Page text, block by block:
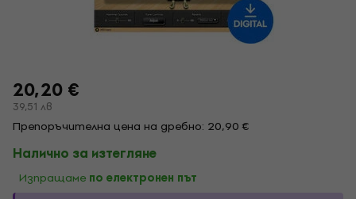
20,20 €
39,51 лв
Препоръчителна цена на дребно: 20,90 €
Налично за изтегляне
Изпращаме по електронен път